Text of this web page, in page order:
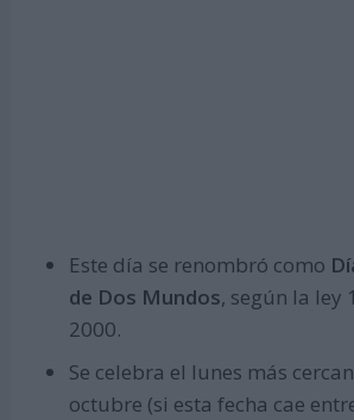
Este día se renombró como
de Dos Mundos, según la ley
2000.
Se celebra el lunes más
octubre (si esta fecha cae